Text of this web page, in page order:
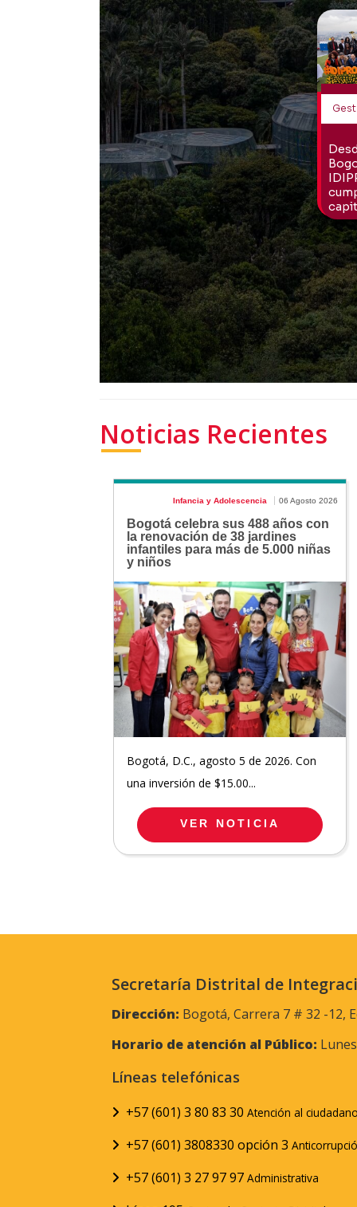
Noticias Recientes
Infancia y Adolescencia 06 Agosto 2026
Bogotá celebra sus 488 años con
la renovación de 38 jardines
infantiles para más de 5.000 niñas
y niños
Bogotá, D.C., agosto 5 de 2026. Con
una inversión de $15.00...
VER NOTICIA
Secretaría Distrital de
Dirección: Bogotá, Carrera 7 # 32 -12,
Horario de atención al Público:
Líneas telefónicas
+57 (601) 3 80 83 30 Atención al
+57 (601) 3808330 opción 3
+57 (601) 3 27 97 97 Administrativa